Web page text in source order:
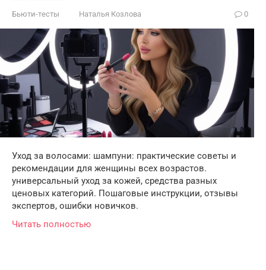
Бьюти-тесты Наталья Козлова 0
Уход за волосами: шампуни: практические советы и
рекомендации для женщины всех возрастов.
универсальный уход за кожей, средства разных
ценовых категорий. Пошаговые инструкции, отзывы
экспертов, ошибки новичков.
Читать полностью